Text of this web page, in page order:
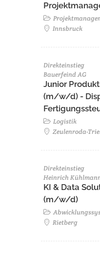
Innsbruck
Direkteinstieg
Bauerfeind AG
Junior
(m/w/d) -
Logistik
Zeulenroda-
Direkteinstieg
Heinrich
KI & Data
(m/w/d)
Rietberg